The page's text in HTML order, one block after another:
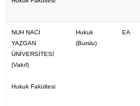
NUH NACİ
YAZGAN
ÜNİVERSİTESİ
(Vakıf)
Hukuk Fakültesi
Hukuk
(Burslu)
EA